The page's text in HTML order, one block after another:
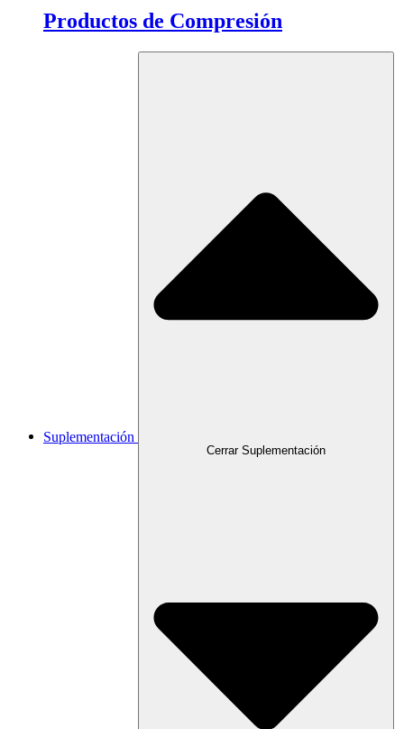
Productos de Compresión
Suplementación
Cerrar Suplementación